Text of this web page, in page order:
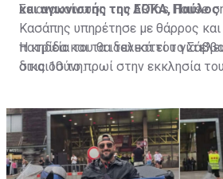
και αγωνιστής της ΕΟΚΑ,
Σε ανακοίνωση του ARTos House
Κασάπης υπηρέτησε με θάρρος και
πατρίδα και τα ιδανικά του για
δικαιοσύνη.
Η κηδεία του θα τελεστεί το
στις 10 το πρωί στην εκκλησία
Πηγή: ΚΥΠΕ